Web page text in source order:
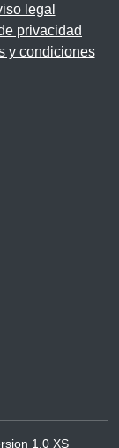
legal
privacidad
y condiciones
1.0 XS